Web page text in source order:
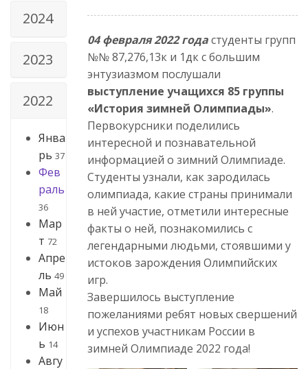
2024
2023
2022
Янва
рь 37
Фев
раль
36
Мар
т 72
Апре
ль 49
Май
18
Июн
ь 14
Авгу
04 февраля 2022 годастуденты групп
№№ 87,276,13к и 1дк с большим
энтузиазмом послушали
выступление учащихся 85 группы
«История зимней Олимпиады».
Первокурсники поделились
интересной и познавательной
информацией о зимний Олимпиаде.
Студенты узнали, как зародилась
олимпиада, какие страны принимали
в ней участие, отметили интересные
факты о ней, познакомились с
легендарными людьми, стоявшими у
истоков зарождения Олимпийских
игр.
Завершилось выступление
пожеланиями ребят новых свершений
и успехов участникам России в
зимней Олимпиаде 2022 года!